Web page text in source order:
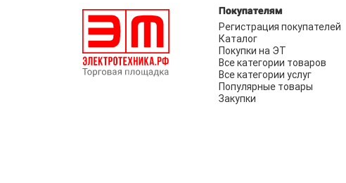
Покупателям
Регистрация покупателей
Каталог
Покупки на ЭТ
Все категории товаров
Все категории услуг
Популярные товары
Закупки